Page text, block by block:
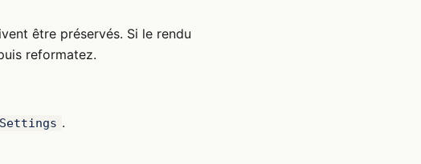
être préservés. Si le rendu
reformatez.
Settings .